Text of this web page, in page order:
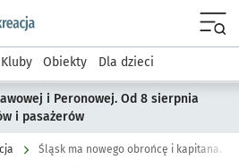
podserwis: Sport i rekreacja
Kluby Obiekty Dla dzieci
i Peronowej. Od 8 sierpnia
i pasażerów
Śląsk ma nowego obrońcę i kapitana.